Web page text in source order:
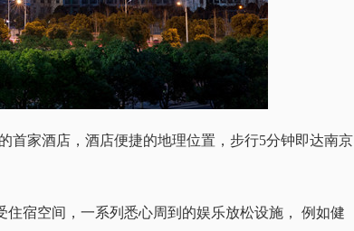
首家酒店，酒店便捷的地理位置，步行5分钟即达南京
宿空间，一系列悉心周到的娱乐放松设施， 例如健